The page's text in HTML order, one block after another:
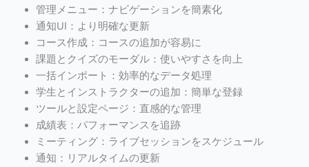
管理メニュー：ナビゲーションを簡素化
通知UI：より明確な更新
コース作成：コースの追加が容易に
課題とクイズのモーダル：使いやすさを向上
一括インポート：効率的なデータ処理
学生とインストラクターの追加：簡単な登録
ツールと設定ページ：直感的な管理
成績表：パフォーマンスを追跡
ミーティング：ライブセッションをスケジュール
通知：リアルタイムの更新